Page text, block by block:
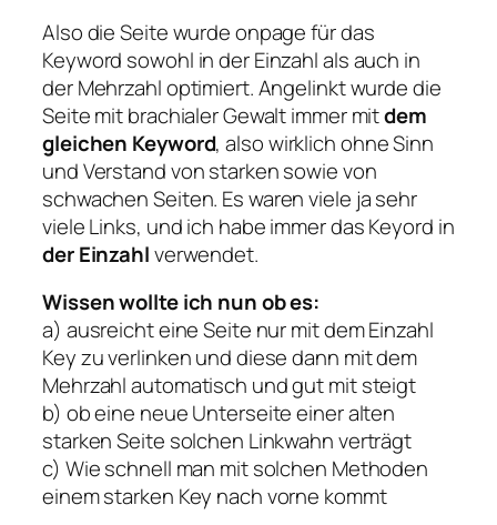
Also die Seite wurde onpage für das
Keyword sowohl in der Einzahl als auch in
der Mehrzahl optimiert. Angelinkt wurde die
Seite mit brachialer Gewalt immer mitdem
gleichen Keyword, also wirklich ohne Sinn
und Verstand von starken sowie von
schwachen Seiten. Es waren viele ja sehr
viele Links, und ich habe immer das Keyord in
der Einzahlverwendet.
Wissen wollte ich nun ob es:
a) ausreicht eine Seite nur mit dem Einzahl
Key zu verlinken und diese dann mit dem
Mehrzahl automatisch und gut mit steigt
b) ob eine neue Unterseite einer alten
starken Seite solchen Linkwahn verträgt
c) Wie schnell man mit solchen Methoden
einem starken Key nach vorne kommt